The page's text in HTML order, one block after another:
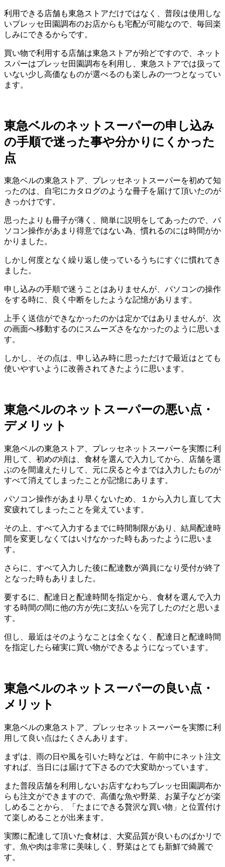
利用できる店舗も東急ストアだけではなく、普段は使用しな
いプレッセ田園調布のお店からも宅配が可能なので、毎回楽
しみにできるからです。
買い物で利用する店舗は東急ストアが殆どですので、ネット
スパーはプレッセ田園調布を利用し、東急ストアでは扱って
いない少し高価なものが選べるのも楽しみの一つとなってい
ます。
東急ベルのネットスーパーの申し込み
の手順で迷った事や分かりにくかった
点
東急ベルの東急ストア、プレッセネットスーパーを初めて知
ったのは、自宅にカタログのような冊子を届けて頂いたのが
きっかけです。
思ったよりも冊子が薄く、簡単に説明をしてあったので、パ
ソコン操作があまり得意ではない為、慣れるのには時間がか
かりました。
しかし何度となく繰り返し使っているうちにすぐに慣れてき
ました。
申し込みの手順で迷うことはありませんが、パソコンの操作
をする時に、良く中断をしたような記憶があります。
上手く送信ができなかったのかは定かではありませんが、次
の画面へ移動するのにスムーズさをなかったのように思いま
す。
しかし、その点は、申し込み時に思っただけで最近はとても
使いやすいように改善されてきたように思います。
東急ベルのネットスーパーの悪い点・
デメリット
東急ベルの東急ストア、プレッセネットスーパーを実際に利
用して、初めの頃は、食材を選んで入力してから、店舗を選
ぶのを間違えたりして、元に戻ると今までは入力したものが
すべて消えてしまったことが記憶にあります。
パソコン操作があまり早くないため、１から入力し直して大
変疲れてしまったことを覚えています。
その上、すべて入力するまでに時間制限があり、結局配達時
間を変更しなくてはいけなかった時もあったように思いま
す。
さらに、すべて入力した後に配達数が満員になり受付が終了
となった時もありました。
要するに、配達日と配達時間を指定から、食材を選んで入力
する時間の間に他の方が先に支払いを完了したのだと思いま
す。
但し、最近はそのようなことは全くなく、配達日と配達時間
を指定したら確実に買い物ができるようになっています。
東急ベルのネットスーパーの良い点・
メリット
東急ベルの東急ストア、プレッセネットスーパーを実際に利
用して良い点はたくさんあります。
まずは、雨の日や風を引いた時などは、午前中にネット注文
すれば、当日には届けて下さるので大変助かっています。
また普段店舗を利用しないお店すなわちプレッセ田園調布か
らも注文ができますので、高価な魚や野菜、お菓子などが楽
しめることから、「たまにできる贅沢な買い物」と位置付け
て楽しめることが出来ます。
実際に配達して頂いた食材は、大変品質が良いものばかリで
す。魚や肉は非常に美味しく、野菜はとても新鮮で綺麗で
す。